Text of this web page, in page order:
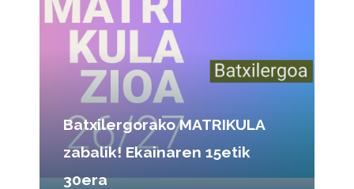
Batxilergorako MATRIKULA
zabalik! Ekainaren 15etik
30era